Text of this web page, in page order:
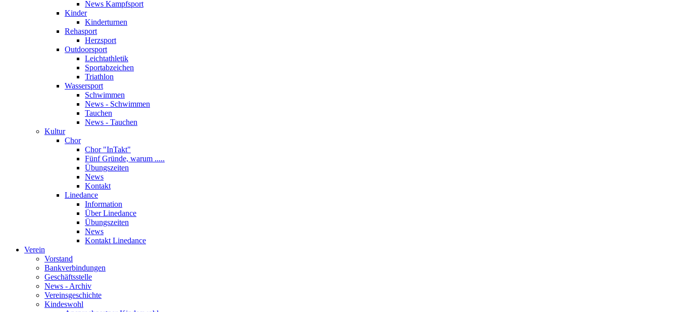
News Kampfsport
Kinder
Kinderturnen
Rehasport
Herzsport
Outdoorsport
Leichtathletik
Sportabzeichen
Triathlon
Wassersport
Schwimmen
News - Schwimmen
Tauchen
News - Tauchen
Kultur
Chor
Chor "InTakt"
Fünf Gründe, warum .....
Übungszeiten
News
Kontakt
Linedance
Information
Über Linedance
Übungszeiten
News
Kontakt Linedance
Verein
Vorstand
Bankverbindungen
Geschäftsstelle
News - Archiv
Vereinsgeschichte
Kindeswohl